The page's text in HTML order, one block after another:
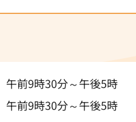
午前9時30分～午後5時
午前9時30分～午後5時